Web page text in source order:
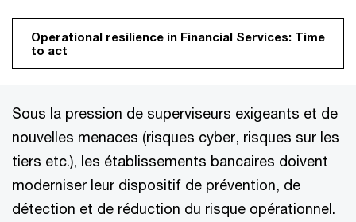
Operational resilience in Financial Services: Time
to act
Sous la pression de superviseurs exigeants et de
nouvelles menaces (risques cyber, risques sur les
tiers etc.), les établissements bancaires doivent
moderniser leur dispositif de prévention, de
détection et de réduction du risque opérationnel.